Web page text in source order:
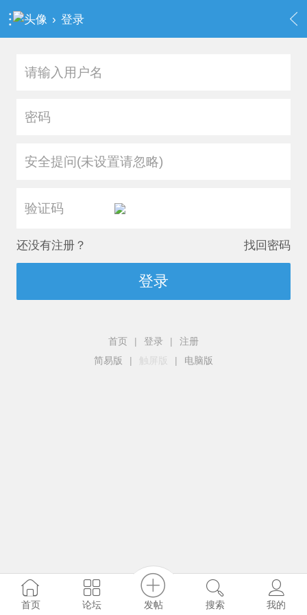
› 登录
安全提问(未设置请忽略)
还没有注册？ 找回密码
登录
首页 | 登录 |
注册
简易版
| 触屏版 | 电脑版
首页 论坛 发帖 搜索 我的